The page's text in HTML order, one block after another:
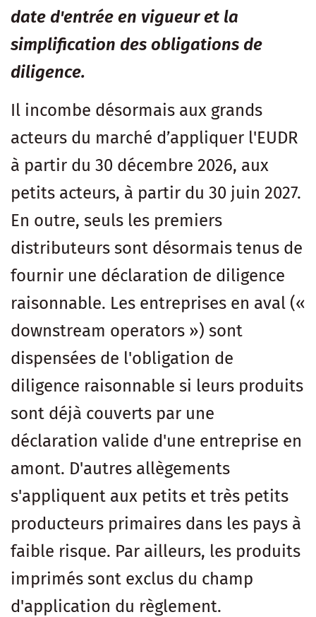
date d'entrée en vigueur et la
simplification des obligations de
diligence.
Il incombe désormais aux grands
acteurs du marché d’appliquer l'EUDR
à partir du 30 décembre 2026, aux
petits acteurs, à partir du 30 juin 2027.
En outre, seuls les premiers
distributeurs sont désormais tenus de
fournir une déclaration de diligence
raisonnable. Les entreprises en aval («
downstream operators ») sont
dispensées de l'obligation de
diligence raisonnable si leurs produits
sont déjà couverts par une
déclaration valide d'une entreprise en
amont. D'autres allègements
s'appliquent aux petits et très petits
producteurs primaires dans les pays à
faible risque. Par ailleurs, les produits
imprimés sont exclus du champ
d'application du règlement.